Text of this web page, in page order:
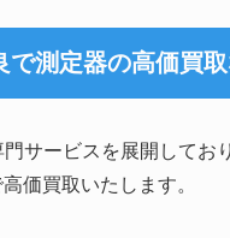
で測定器の高価買取
サービスを展開してお
高価買取いたします。